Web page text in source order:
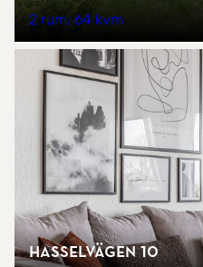
2 rum 64 kvm
Hasselvägen 10